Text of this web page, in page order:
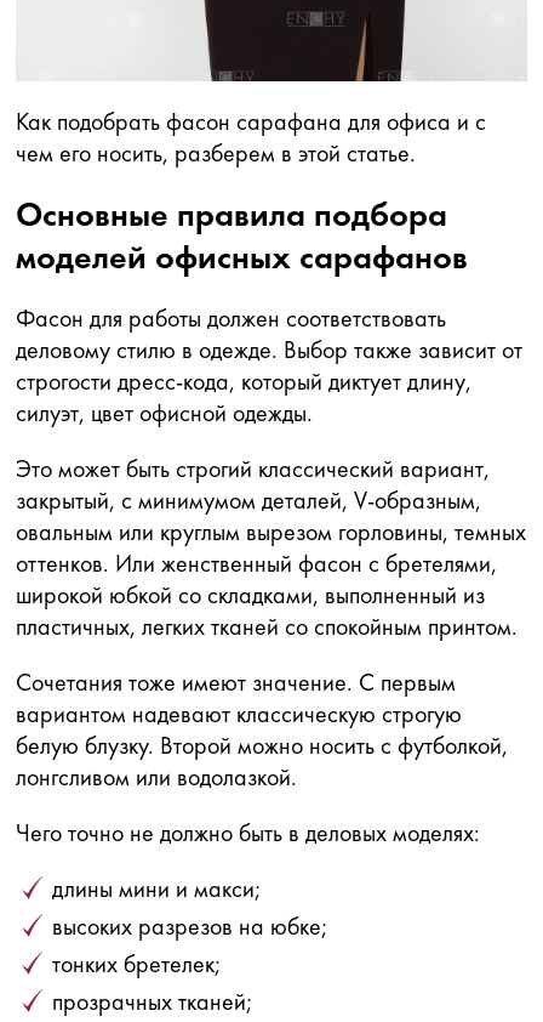
Как подобрать фасон сарафана для офиса и с
чем его носить, разберем в этой статье.
Основные правила подбора
моделей офисных сарафанов
Фасон для работы должен соответствовать
деловому стилю в одежде. Выбор также зависит от
строгости дресс-кода, который диктует длину,
силуэт, цвет офисной одежды.
Это может быть строгий классический вариант,
закрытый, с минимумом деталей, V-образным,
овальным или круглым вырезом горловины, темных
оттенков. Или женственный фасон с бретелями,
широкой юбкой со складками, выполненный из
пластичных, легких тканей со спокойным принтом.
Сочетания тоже имеют значение. С первым
вариантом надевают классическую строгую
белую блузку. Второй можно носить с футболкой,
лонгсливом или водолазкой.
Чего точно не должно быть в деловых моделях:
длины мини и макси;
высоких разрезов на юбке;
тонких бретелек;
прозрачных тканей;